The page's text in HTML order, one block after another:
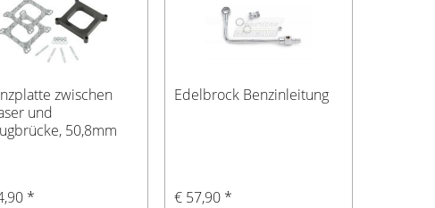
zwischen
und
50,8mm
*
Edelbrock Benzinleitung
€ 57,90 *